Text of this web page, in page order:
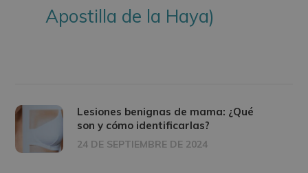
Apostilla de la Haya)
Lesiones benignas de mama: ¿Qué
son y cómo identificarlas?
24 DE SEPTIEMBRE DE 2024